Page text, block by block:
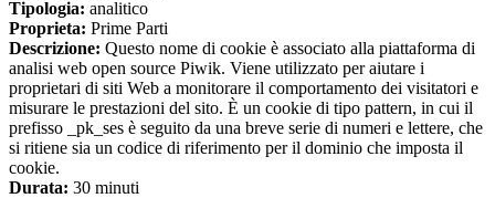
Tipologia: analitico
Proprieta: Prime Parti
Descrizione: Questo nome di cookie è associato alla piattaforma di
analisi web open source Piwik. Viene utilizzato per aiutare i
proprietari di siti Web a monitorare il comportamento dei visitatori e
misurare le prestazioni del sito. È un cookie di tipo pattern, in cui il
prefisso _pk_ses è seguito da una breve serie di numeri e lettere, che
si ritiene sia un codice di riferimento per il dominio che imposta il
cookie.
Durata: 30 minuti